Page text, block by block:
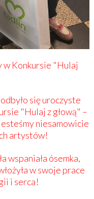
w Konkursie "Hulaj
odbyło się uroczyste
"Hulaj z głową" –
niesamowicie
artystów!
wspaniała ósemka,
w swoje prace
i serca!